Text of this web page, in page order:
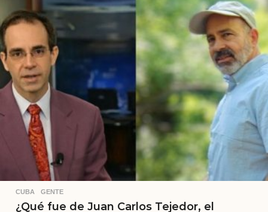
CUBA ,GENTE
¿Qué fue de Juan Carlos Tejedor, el